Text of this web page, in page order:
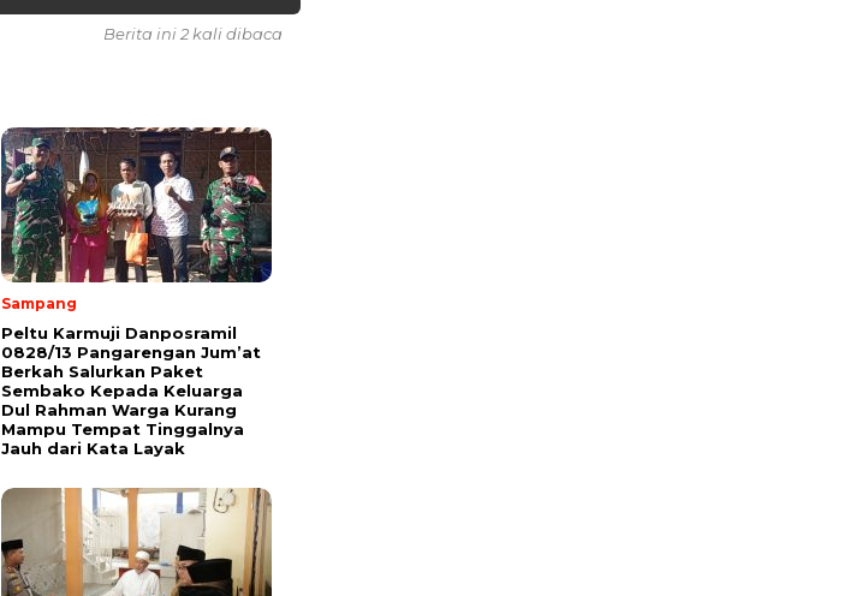
Berita ini 2 kali dibaca
Sampang
Peltu Karmuji Danposramil
0828/13 Pangarengan Jum’at
Berkah Salurkan Paket
Sembako Kepada Keluarga
Dul Rahman Warga Kurang
Mampu Tempat Tinggalnya
Jauh dari Kata Layak